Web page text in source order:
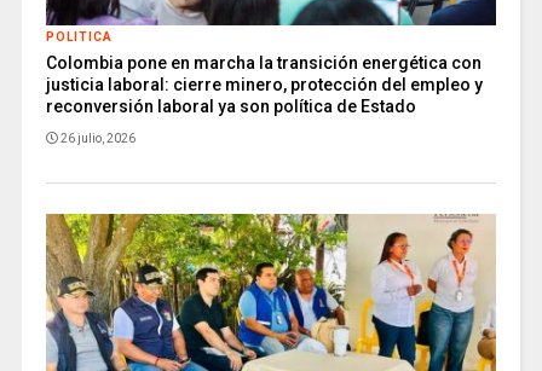
POLITICA
Colombia pone en marcha la transición energética con
justicia laboral: cierre minero, protección del empleo y
reconversión laboral ya son política de Estado
26 julio, 2026